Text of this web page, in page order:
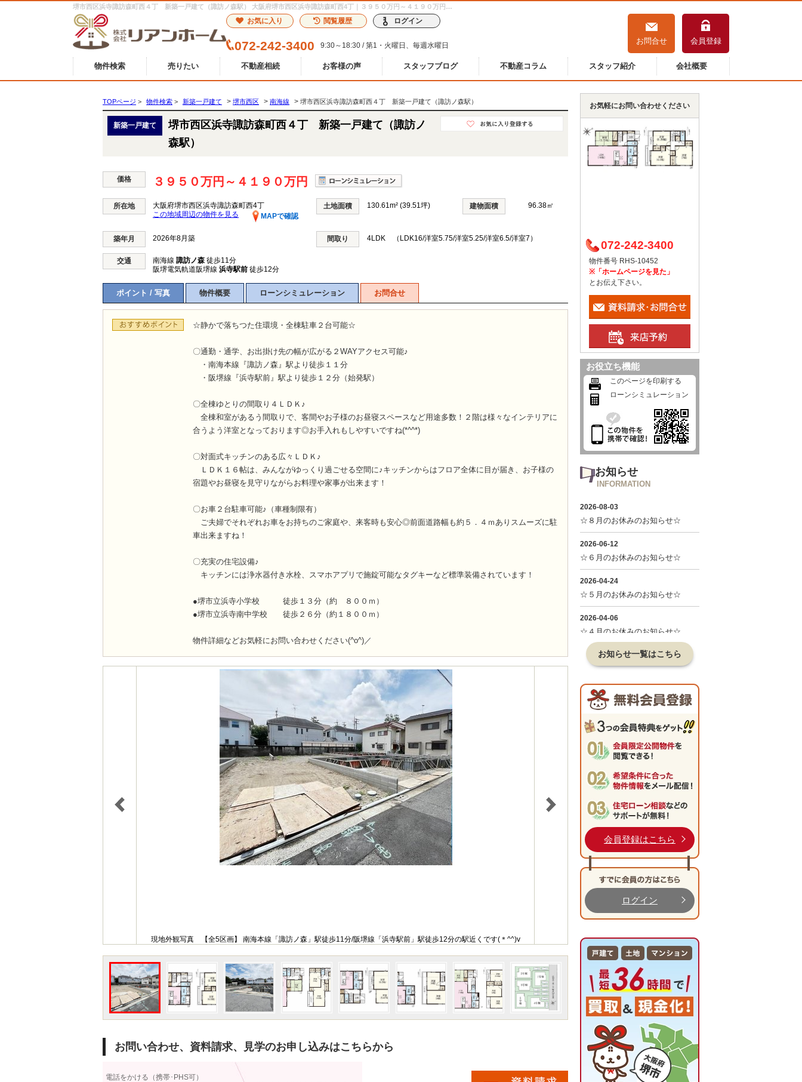
堺市西区浜寺諏訪森町西４丁 新築一戸建て（諏訪ノ森駅） 大阪府堺市西区浜寺諏訪森町西4丁｜３９５０万円～４１９０万円の新築一戸建て｜分譲住宅や新築物件｜株式会社リアンホーム
お気に入り 閲覧履歴 ログイン
072-242-3400 9:30～18:30 / 第1・火曜日、毎週水曜日 お問合せ 会員登録
物件検索 売りたい 不動産相続 お客様の声 スタッフブログ 不動産コラム スタッフ紹介 会社概要
TOPページ > 物件検索 > 新築一戸建て > 堺市西区 > 南海線 > 堺市西区浜寺諏訪森町西４丁 新築一戸建て（諏訪ノ森駅）
新築一戸建て
堺市西区浜寺諏訪森町西４丁 新築一戸建て（諏訪ノ
森駅）
価格 ３９５０万円～４１９０万円
所在地
大阪府堺市西区浜寺諏訪森町西4丁
MAPで確認
この地域周辺の物件を見る
土地面積 130.61m² (39.51坪) 建物面積 96.38㎡
築年月 2026年8月築 間取り 4LDK （LDK16/洋室5.75/洋室5.25/洋室6.5/洋室7）
交通 南海線 諏訪ノ森 徒歩11分
阪堺電気軌道阪堺線 浜寺駅前 徒歩12分
ポイント / 写真 物件概要 ローンシミュレーション お問合せ
☆静かで落ちつた住環境・全棟駐車２台可能☆
〇通勤・通学、お出掛け先の幅が広がる２WAYアクセス可能♪
・南海本線『諏訪ノ森』駅より徒歩１１分
・阪堺線『浜寺駅前』駅より徒歩１２分（始発駅）
〇全棟ゆとりの間取り４ＬＤＫ♪
全棟和室があるう間取りで、客間やお子様のお昼寝スペースなど用途多数！２階は様々なインテリアに
合うよう洋室となっております◎お手入れもしやすいですね(*^^*)
〇対面式キッチンのある広々ＬＤＫ♪
ＬＤＫ１６帖は、みんながゆっくり過ごせる空間に♪キッチンからはフロア全体に目が届き、お子様の
宿題やお昼寝を見守りながらお料理や家事が出来ます！
〇お車２台駐車可能♪（車種制限有）
ご夫婦でそれぞれお車をお持ちのご家庭や、来客時も安心◎前面道路幅も約５．４ｍありスムーズに駐
車出来ますね！
〇充実の住宅設備♪
キッチンには浄水器付き水栓、スマホアプリで施錠可能なタグキーなど標準装備されています！
●堺市立浜寺小学校 徒歩１３分（約 ８００ｍ）
●堺市立浜寺南中学校 徒歩２６分（約１８００ｍ）
物件詳細などお気軽にお問い合わせください(^o^)／
現地外観写真 【全5区画】 南海本線「諏訪ノ森」駅徒歩11分/阪堺線「浜寺駅前」駅徒歩12分の駅近くです(＊^^)v
お問い合わせ、資料請求、見学のお申し込みはこちらから
電話をかける（携帯･PHS可）
お気軽にお問い合わせください
072-242-3400
物件番号 RHS-10452
※「ホームページを見た」
とお伝え下さい。
お役立ち機能
このページを印刷する
ローンシミュレーション
お知らせ
INFORMATION
お知らせ一覧はこちら
会員登録はこちら
ログイン